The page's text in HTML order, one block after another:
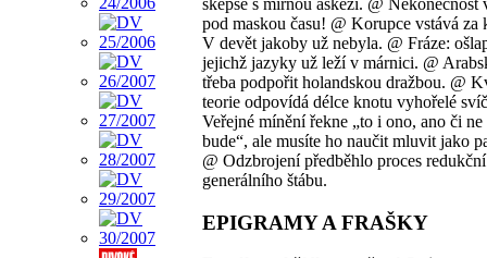
pod maskou času! @ Korupce vstává za
V devět jakoby už nebyla. @ Fráze:
jejichž jazyky už leží v márnici. @
třeba podpořit holandskou dražbou. @
teorie odpovídá délce knotu vyhořelé
Veřejné mínění řekne „to i ono, ano či ne
bude“, ale musíte ho naučit mluvit jako
@ Odzbrojení předběhlo proces
generálního štábu.
EPIGRAMY A FRAŠKY